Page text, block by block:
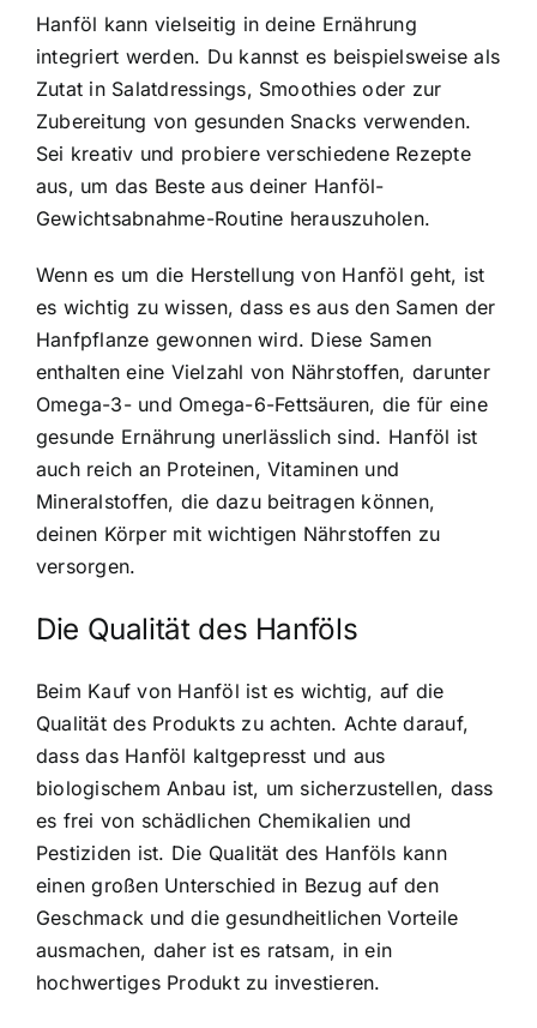
Hanföl kann vielseitig in deine Ernährung
integriert werden. Du kannst es beispielsweise als
Zutat in Salatdressings, Smoothies oder zur
Zubereitung von gesunden Snacks verwenden.
Sei kreativ und probiere verschiedene Rezepte
aus, um das Beste aus deiner Hanföl-
Gewichtsabnahme-Routine herauszuholen.
Wenn es um die Herstellung von Hanföl geht, ist
es wichtig zu wissen, dass es aus den Samen der
Hanfpflanze gewonnen wird. Diese Samen
enthalten eine Vielzahl von Nährstoffen, darunter
Omega-3- und Omega-6-Fettsäuren, die für eine
gesunde Ernährung unerlässlich sind. Hanföl ist
auch reich an Proteinen, Vitaminen und
Mineralstoffen, die dazu beitragen können,
deinen Körper mit wichtigen Nährstoffen zu
versorgen.
Die Qualität des Hanföls
Beim Kauf von Hanföl ist es wichtig, auf die
Qualität des Produkts zu achten. Achte darauf,
dass das Hanföl kaltgepresst und aus
biologischem Anbau ist, um sicherzustellen, dass
es frei von schädlichen Chemikalien und
Pestiziden ist. Die Qualität des Hanföls kann
einen großen Unterschied in Bezug auf den
Geschmack und die gesundheitlichen Vorteile
ausmachen, daher ist es ratsam, in ein
hochwertiges Produkt zu investieren.